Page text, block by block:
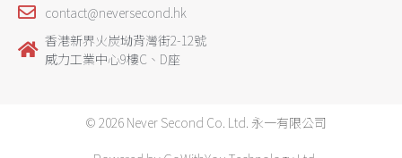
contact@neversecond.hk
香港新界火炭坳背灣街2-12號
威力工業中心9樓C、D座
© 2026 Never Second Co. Ltd. 永一有限公司